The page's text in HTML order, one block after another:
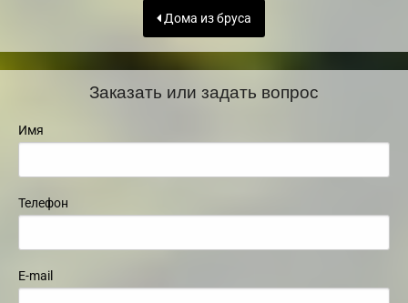
Дома из бруса
Заказать или задать вопрос
Имя
Телефон
E-mail